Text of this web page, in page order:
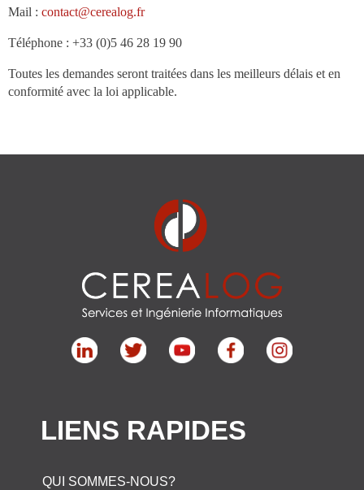
Mail : contact@cerealog.fr
Téléphone : +33 (0)5 46 28 19 90
Toutes les demandes seront traitées dans les meilleurs délais et en
conformité avec la loi applicable.
LIENS RAPIDES
QUI SOMMES-NOUS?